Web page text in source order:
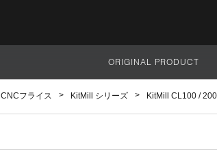
サイト全体
ORIGINAL PRODUCT
CNCフライス KitMill シリーズ KitMill CL100 /